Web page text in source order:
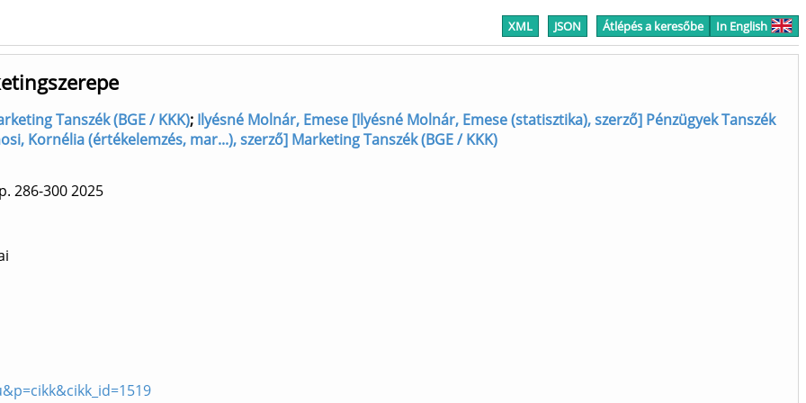
XML JSON Átlépés a keresőbe In English
Tanszék (BGE / KKK); Ilyésné Molnár, Emese [Ilyésné Molnár, Emese (statisztika), szerző] Pénzügyek Tanszék
Kornélia (értékelemzés, mar...), szerző] Marketing Tanszék (BGE / KKK)
286-3002025